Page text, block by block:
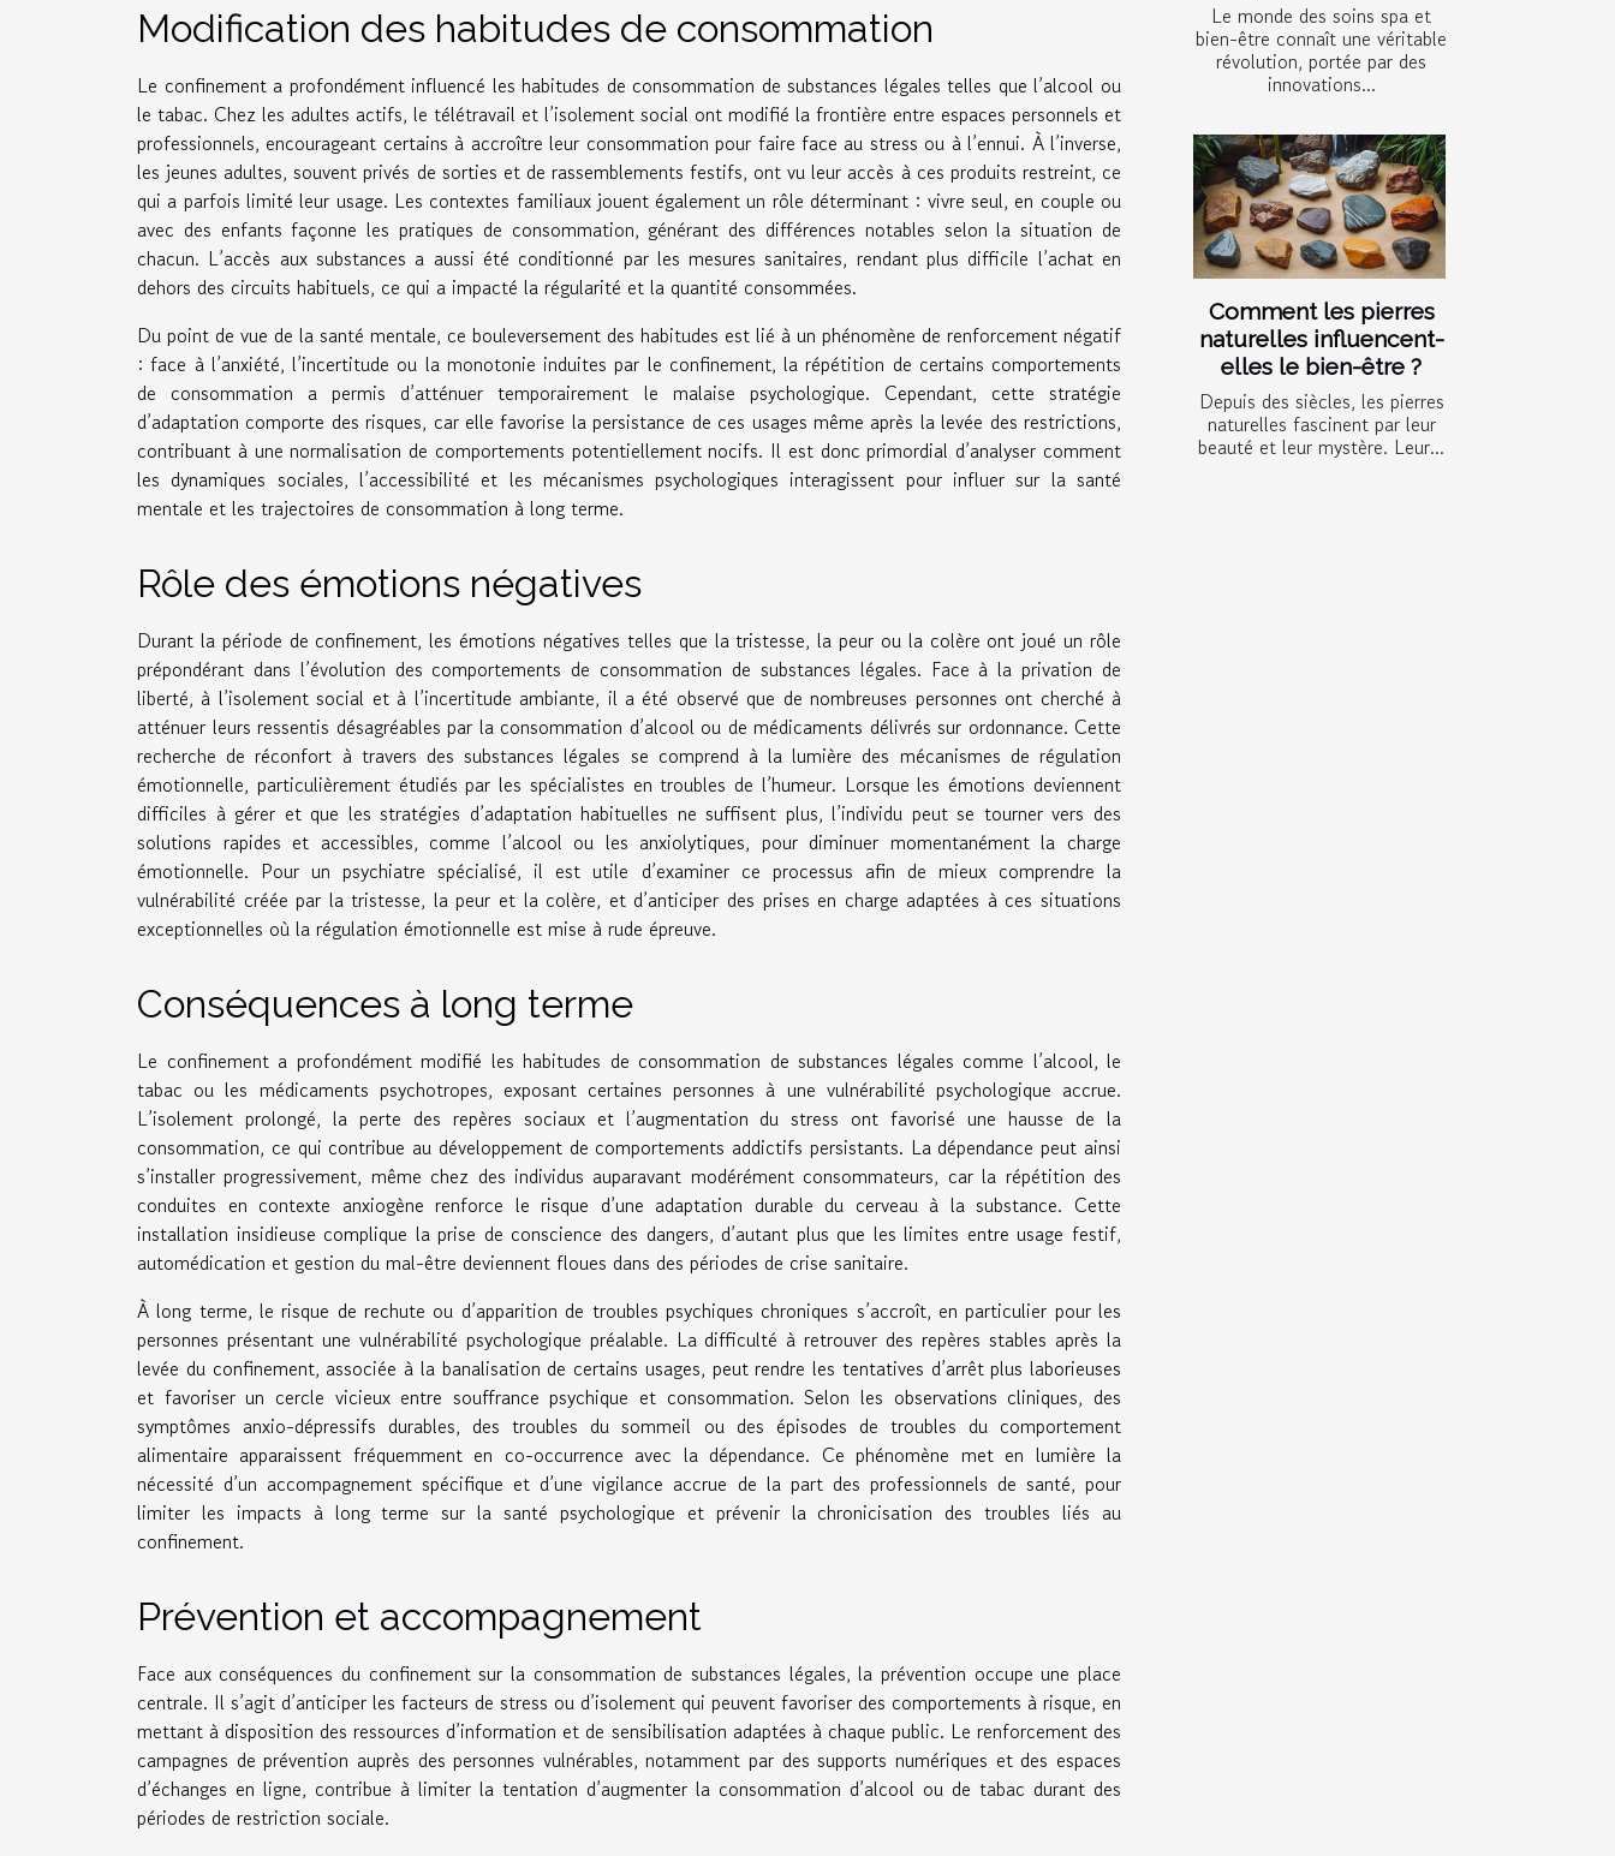
Modification des habitudes de consommation
Le confinement a profondément influencé les habitudes de consommation de substances légales telles que l’alcool ou
le tabac. Chez les adultes actifs, le télétravail et l’isolement social ont modifié la frontière entre espaces personnels et
professionnels, encourageant certains à accroître leur consommation pour faire face au stress ou à l’ennui. À l’inverse,
les jeunes adultes, souvent privés de sorties et de rassemblements festifs, ont vu leur accès à ces produits restreint, ce
qui a parfois limité leur usage. Les contextes familiaux jouent également un rôle déterminant : vivre seul, en couple ou
avec des enfants façonne les pratiques de consommation, générant des différences notables selon la situation de
chacun. L’accès aux substances a aussi été conditionné par les mesures sanitaires, rendant plus difficile l’achat en
dehors des circuits habituels, ce qui a impacté la régularité et la quantité consommées.
Du point de vue de la santé mentale, ce bouleversement des habitudes est lié à un phénomène de renforcement négatif
: face à l’anxiété, l’incertitude ou la monotonie induites par le confinement, la répétition de certains comportements
de consommation a permis d’atténuer temporairement le malaise psychologique. Cependant, cette stratégie
d’adaptation comporte des risques, car elle favorise la persistance de ces usages même après la levée des restrictions,
contribuant à une normalisation de comportements potentiellement nocifs. Il est donc primordial d’analyser comment
les dynamiques sociales, l’accessibilité et les mécanismes psychologiques interagissent pour influer sur la santé
mentale et les trajectoires de consommation à long terme.
Rôle des émotions négatives
Durant la période de confinement, les émotions négatives telles que la tristesse, la peur ou la colère ont joué un rôle
prépondérant dans l’évolution des comportements de consommation de substances légales. Face à la privation de
liberté, à l’isolement social et à l’incertitude ambiante, il a été observé que de nombreuses personnes ont cherché à
atténuer leurs ressentis désagréables par la consommation d’alcool ou de médicaments délivrés sur ordonnance. Cette
recherche de réconfort à travers des substances légales se comprend à la lumière des mécanismes de régulation
émotionnelle, particulièrement étudiés par les spécialistes en troubles de l’humeur. Lorsque les émotions deviennent
difficiles à gérer et que les stratégies d’adaptation habituelles ne suffisent plus, l’individu peut se tourner vers des
solutions rapides et accessibles, comme l’alcool ou les anxiolytiques, pour diminuer momentanément la charge
émotionnelle. Pour un psychiatre spécialisé, il est utile d’examiner ce processus afin de mieux comprendre la
vulnérabilité créée par la tristesse, la peur et la colère, et d’anticiper des prises en charge adaptées à ces situations
exceptionnelles où la régulation émotionnelle est mise à rude épreuve.
Conséquences à long terme
Le confinement a profondément modifié les habitudes de consommation de substances légales comme l’alcool, le
tabac ou les médicaments psychotropes, exposant certaines personnes à une vulnérabilité psychologique accrue.
L’isolement prolongé, la perte des repères sociaux et l’augmentation du stress ont favorisé une hausse de la
consommation, ce qui contribue au développement de comportements addictifs persistants. La dépendance peut ainsi
s’installer progressivement, même chez des individus auparavant modérément consommateurs, car la répétition des
conduites en contexte anxiogène renforce le risque d’une adaptation durable du cerveau à la substance. Cette
installation insidieuse complique la prise de conscience des dangers, d’autant plus que les limites entre usage festif,
automédication et gestion du mal-être deviennent floues dans des périodes de crise sanitaire.
À long terme, le risque de rechute ou d’apparition de troubles psychiques chroniques s’accroît, en particulier pour les
personnes présentant une vulnérabilité psychologique préalable. La difficulté à retrouver des repères stables après la
levée du confinement, associée à la banalisation de certains usages, peut rendre les tentatives d’arrêt plus laborieuses
et favoriser un cercle vicieux entre souffrance psychique et consommation. Selon les observations cliniques, des
symptômes anxio-dépressifs durables, des troubles du sommeil ou des épisodes de troubles du comportement
alimentaire apparaissent fréquemment en co-occurrence avec la dépendance. Ce phénomène met en lumière la
nécessité d’un accompagnement spécifique et d’une vigilance accrue de la part des professionnels de santé, pour
limiter les impacts à long terme sur la santé psychologique et prévenir la chronicisation des troubles liés au
confinement.
Prévention et accompagnement
Face aux conséquences du confinement sur la consommation de substances légales, la prévention occupe une place
centrale. Il s’agit d’anticiper les facteurs de stress ou d’isolement qui peuvent favoriser des comportements à risque, en
mettant à disposition des ressources d’information et de sensibilisation adaptées à chaque public. Le renforcement des
campagnes de prévention auprès des personnes vulnérables, notamment par des supports numériques et des espaces
d’échanges en ligne, contribue à limiter la tentation d’augmenter la consommation d’alcool ou de tabac durant des
périodes de restriction sociale.
Le monde des soins spa et
bien-être connaît une véritable
révolution, portée par des
innovations...
Comment les pierres
naturelles influencent-
elles le bien-être ?
Depuis des siècles, les pierres
naturelles fascinent par leur
beauté et leur mystère. Leur...